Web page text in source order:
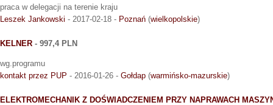
praca w delegacji na terenie kraju
Leszek Jankowski - 2017-02-18 - Poznań (wielkopolskie)
KELNER - 997,4 PLN
wg.programu
kontakt przez PUP - 2016-01-26 - Gołdap (warmińsko-mazurskie)
ELEKTROMECHANIK Z DOŚWIADCZENIEM PRZY NAPRAWACH